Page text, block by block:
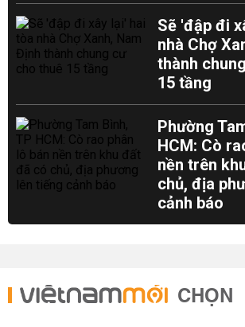
Sẽ 'đập đi
nhà Chợ
thành
15 tầng
Phường
HCM: Cò
nền trên
chủ, địa
cảnh báo
CHỌN